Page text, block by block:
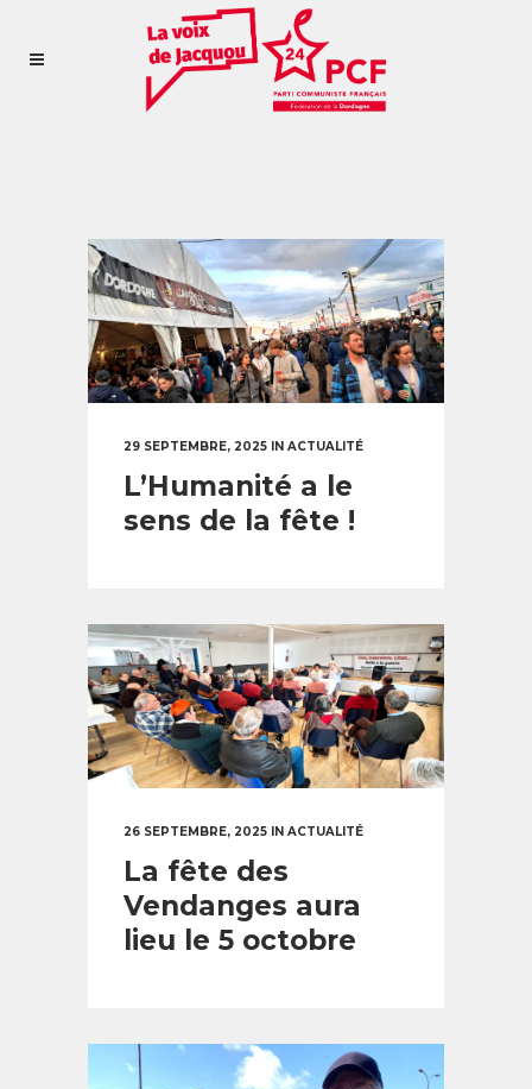
29 SEPTEMBRE, 2025 IN ACTUALITÉ
L’Humanité a le
sens de la fête !
26 SEPTEMBRE, 2025 IN ACTUALITÉ
La fête des
Vendanges aura
lieu le 5 octobre